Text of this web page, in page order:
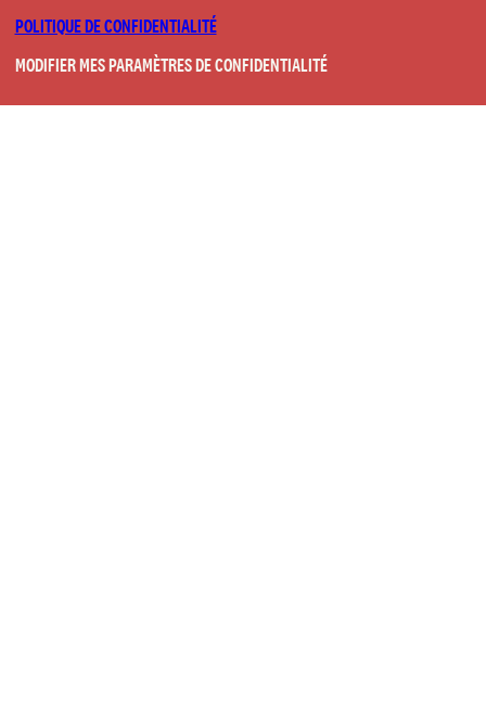
POLITIQUE DE CONFIDENTIALITÉ
MODIFIER MES PARAMÈTRES DE CONFIDENTIALITÉ